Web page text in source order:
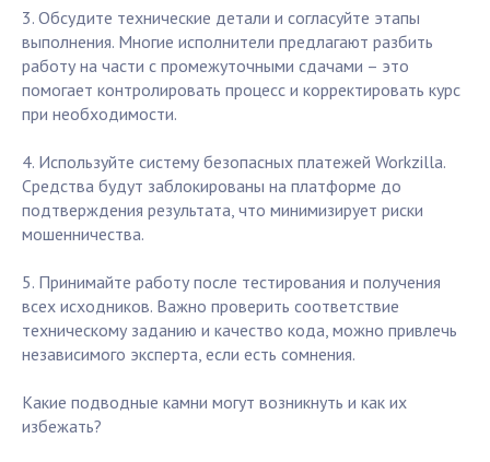
3. Обсудите технические детали и согласуйте этапы
выполнения. Многие исполнители предлагают разбить
работу на части с промежуточными сдачами – это
помогает контролировать процесс и корректировать курс
при необходимости.
4. Используйте систему безопасных платежей Workzilla.
Средства будут заблокированы на платформе до
подтверждения результата, что минимизирует риски
мошенничества.
5. Принимайте работу после тестирования и получения
всех исходников. Важно проверить соответствие
техническому заданию и качество кода, можно привлечь
независимого эксперта, если есть сомнения.
Какие подводные камни могут возникнуть и как их
избежать?